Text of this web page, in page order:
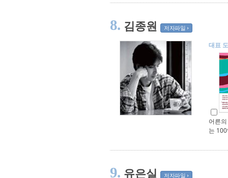
8. 김종원 저자파일
대표
어른
는
9. 유은실 저자파일